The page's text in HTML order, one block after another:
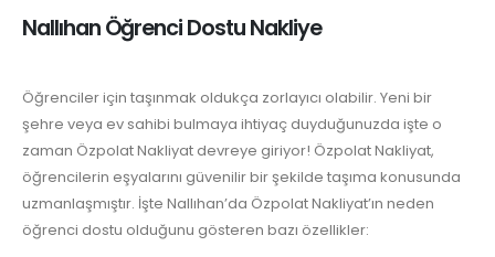
Nallıhan Öğrenci Dostu Nakliye
Öğrenciler için taşınmak oldukça zorlayıcı olabilir. Yeni bir
şehre veya ev sahibi bulmaya ihtiyaç duyduğunuzda işte o
zaman Özpolat Nakliyat devreye giriyor! Özpolat Nakliyat,
öğrencilerin eşyalarını güvenilir bir şekilde taşıma konusunda
uzmanlaşmıştır. İşte Nallıhan’da Özpolat Nakliyat’ın neden
öğrenci dostu olduğunu gösteren bazı özellikler: